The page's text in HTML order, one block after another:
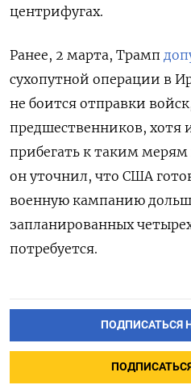
центрифугах.
Ранее, 2 марта, Трамп
сухопутной операции в
не боится отправки
предшественников, хотя
прибегать к таким
он уточнил, что США
военную кампанию
запланированных
потребуется.
ПОДПИСАТЬСЯ
ПОДПИСАТЬСЯ